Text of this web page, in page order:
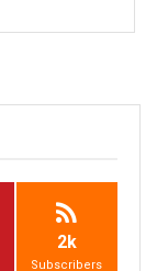
2k
Subscribers